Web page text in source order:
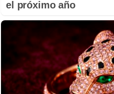
el próximo año